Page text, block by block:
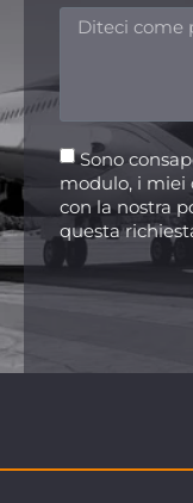
Sono
modulo, i miei
con la nostra
questa